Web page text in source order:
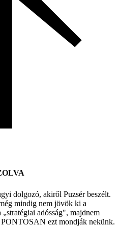
dolgozó, akiről Puzsér beszélt.
mindig nem jövök ki a
adósság", majdnem
PONTOSAN ezt mondják nekünk.